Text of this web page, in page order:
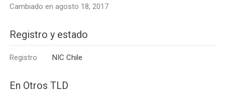
Cambiado en agosto 18, 2017
Registro y estado
Registro NIC Chile
En Otros TLD